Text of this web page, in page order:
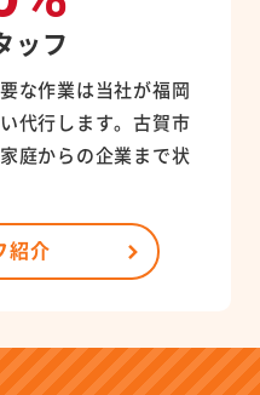
ッフ
な作業は当社が福岡
代行します。古賀市
庭からの企業まで状
紹介